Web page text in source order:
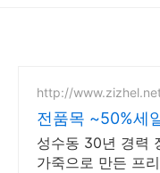
http://
전품목 ~50%세
성수동 30년 경력
가죽으로 만든 프